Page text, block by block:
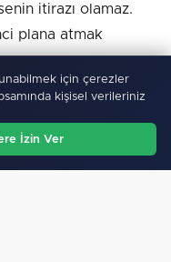
itirazı olamaz.
plana atmak
ilk 11'ine
teknik adam, sahada
için çerezler
kişisel verileriniz
İzin Ver
Ara Menü